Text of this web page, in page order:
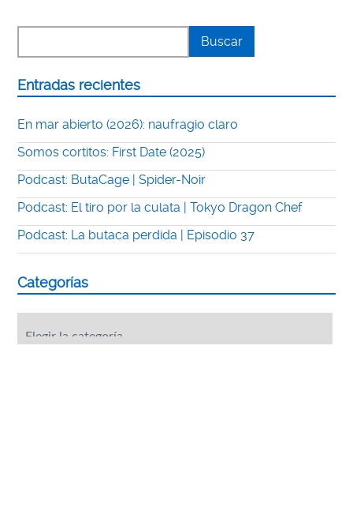
Entradas recientes
En mar abierto (2026): naufragio claro
Somos cortitos: First Date (2025)
Podcast: ButaCage | Spider-Noir
Podcast: El tiro por la culata | Tokyo Dragon Chef
Podcast: La butaca perdida | Episodio 37
Categorías